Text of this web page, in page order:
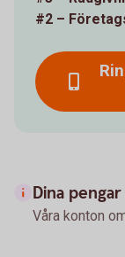
#2 –
Dina
Våra konton